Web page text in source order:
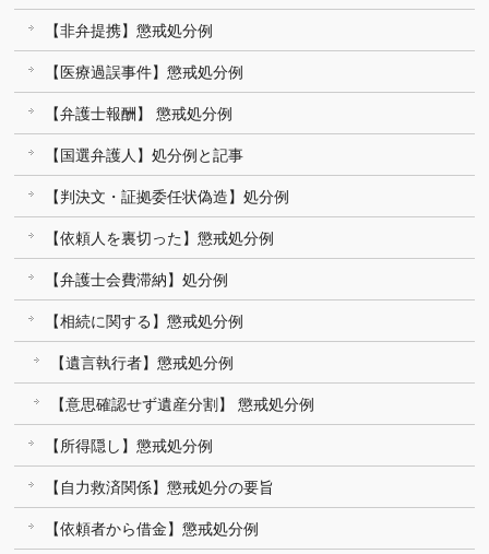
【非弁提携】懲戒処分例
【医療過誤事件】懲戒処分例
【弁護士報酬】 懲戒処分例
【国選弁護人】処分例と記事
【判決文・証拠委任状偽造】処分例
【依頼人を裏切った】懲戒処分例
【弁護士会費滞納】処分例
【相続に関する】懲戒処分例
【遺言執行者】懲戒処分例
【意思確認せず遺産分割】 懲戒処分例
【所得隠し】懲戒処分例
【自力救済関係】懲戒処分の要旨
【依頼者から借金】懲戒処分例